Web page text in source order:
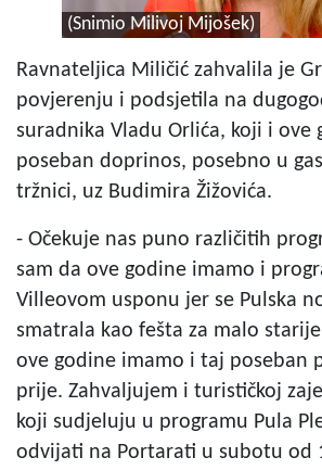
(Snimio Milivoj Mijošek)
Ravnateljica Miličić zahvalila je
povjerenju i podsjetila na
suradnika Vladu Orlića, koji i ove
poseban doprinos, posebno u
tržnici, uz Budimira Žižovića.
- Očekuje nas puno različitih
sam da ove godine imamo i
Villeovom usponu jer se Pulska
smatrala kao fešta za malo
ove godine imamo i taj poseban
prije. Zahvaljujem i turističkoj
koji sudjeluju u programu Pula
odvijati na Portarati u subotu od